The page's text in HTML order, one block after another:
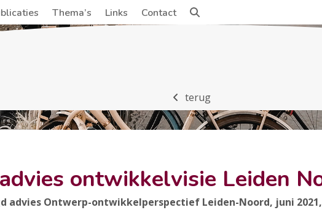
Thema’s Links Contact
terug
ontwikkelvisie Leiden
Ontwerp-ontwikkelperspectief Leiden-Noord, juni 2021,